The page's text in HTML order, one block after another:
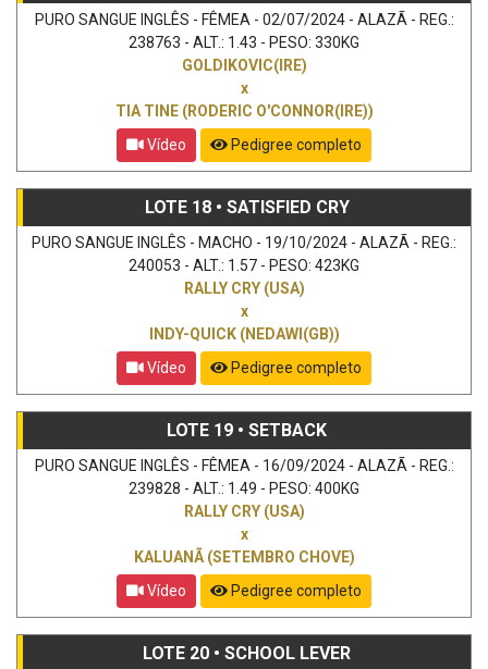
PURO SANGUE INGLÊS - FÊMEA - 02/07/2024 - ALAZÃ - REG.:
238763 - ALT.: 1.43 - PESO: 330KG
GOLDIKOVIC(IRE)
x
TIA TINE (RODERIC O'CONNOR(IRE))
Vídeo
Pedigree completo
LOTE 18 • SATISFIED CRY
PURO SANGUE INGLÊS - MACHO - 19/10/2024 - ALAZÃ - REG.:
240053 - ALT.: 1.57 - PESO: 423KG
RALLY CRY (USA)
x
INDY-QUICK (NEDAWI(GB))
Vídeo
Pedigree completo
LOTE 19 • SETBACK
PURO SANGUE INGLÊS - FÊMEA - 16/09/2024 - ALAZÃ - REG.:
239828 - ALT.: 1.49 - PESO: 400KG
RALLY CRY (USA)
x
KALUANÃ (SETEMBRO CHOVE)
Vídeo
Pedigree completo
LOTE 20 • SCHOOL LEVER